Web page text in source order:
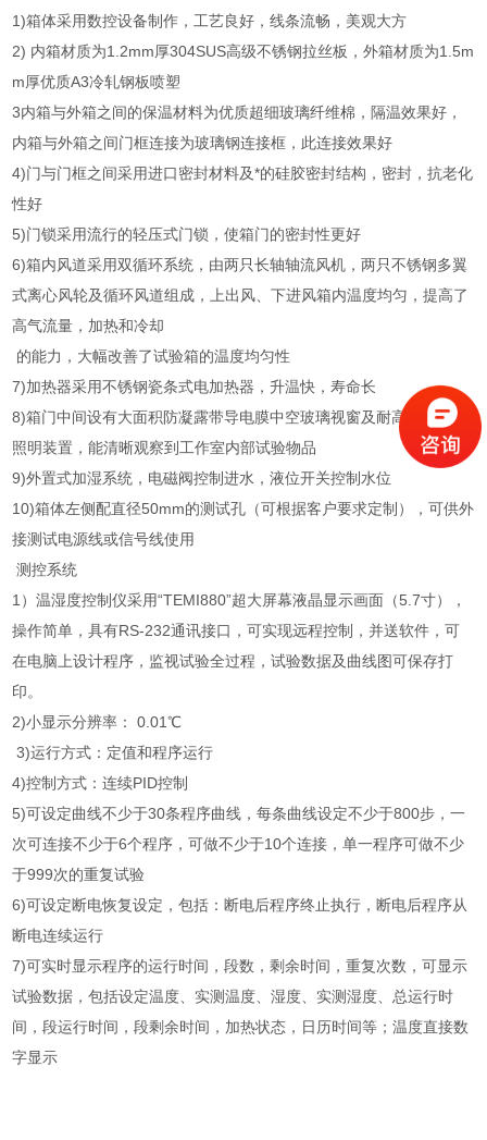
1)箱体采用数控设备制作，工艺良好，线条流畅，美观大方
2) 内箱材质为1.2mm厚304SUS高级不锈钢拉丝板，外箱材质为1.5m
m厚优质A3冷轧钢板喷塑
3内箱与外箱之间的保温材料为优质超细玻璃纤维棉，隔温效果好，
内箱与外箱之间门框连接为玻璃钢连接框，此连接效果好
4)门与门框之间采用进口密封材料及*的硅胶密封结构，密封，抗老化
性好
5)门锁采用流行的轻压式门锁，使箱门的密封性更好
6)箱内风道采用双循环系统，由两只长轴轴流风机，两只不锈钢多翼
式离心风轮及循环风道组成，上出风、下进风箱内温度均匀，提高了
高气流量，加热和冷却
的能力，大幅改善了试验箱的温度均匀性
7)加热器采用不锈钢瓷条式电加热器，升温快，寿命长
8)箱门中间设有大面积防凝露带导电膜中空玻璃视窗及耐高、低温的
照明装置，能清晰观察到工作室内部试验物品
9)外置式加湿系统，电磁阀控制进水，液位开关控制水位
10)箱体左侧配直径50mm的测试孔（可根据客户要求定制），可供外
接测试电源线或信号线使用
测控系统
1）温湿度控制仪采用“TEMI880”超大屏幕液晶显示画面（5.7寸），
操作简单，具有RS-232通讯接口，可实现远程控制，并送软件，可
在电脑上设计程序，监视试验全过程，试验数据及曲线图可保存打
印。
2)小显示分辨率： 0.01℃
3)运行方式：定值和程序运行
4)控制方式：连续PID控制
5)可设定曲线不少于30条程序曲线，每条曲线设定不少于800步，一
次可连接不少于6个程序，可做不少于10个连接，单一程序可做不少
于999次的重复试验
6)可设定断电恢复设定，包括：断电后程序终止执行，断电后程序从
断电连续运行
7)可实时显示程序的运行时间，段数，剩余时间，重复次数，可显示
试验数据，包括设定温度、实测温度、湿度、实测湿度、总运行时
间，段运行时间，段剩余时间，加热状态，日历时间等；温度直接数
字显示